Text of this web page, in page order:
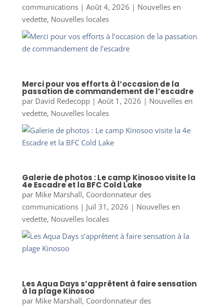
communications| Août 4, 2026 | Nouvelles en
vedette, Nouvelles locales
Merci pour vos efforts à l’occasion de la
passation de commandement de l’escadre
par David Redecopp| Août 1, 2026 | Nouvelles en
vedette, Nouvelles locales
Galerie de photos : Le camp Kinosoo visite la
4e Escadre et la BFC Cold Lake
par Mike Marshall, Coordonnateur des
communications| Juil 31, 2026 | Nouvelles en
vedette, Nouvelles locales
Les Aqua Days s’apprêtent à faire sensation
à la plage Kinosoo
par Mike Marshall, Coordonnateur des